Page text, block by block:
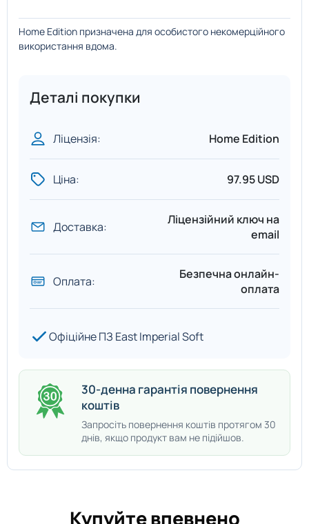
Home Edition призначена для особистого некомерційного
використання вдома.
Деталі покупки
Ліцензія: Home Edition
Ціна: 97.95 USD
Доставка:
Ліцензійний ключ на
email
Оплата:
Безпечна онлайн-
оплата
Офіційне ПЗ East Imperial Soft
30-денна гарантія повернення
коштів
Запросіть повернення коштів протягом 30
днів, якщо продукт вам не підійшов.
Купуйте впевнено